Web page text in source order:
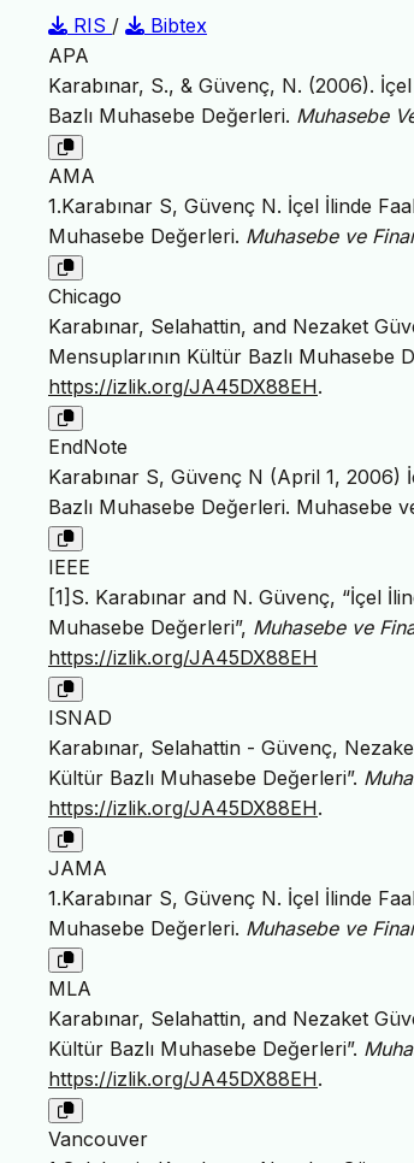
RIS /
Bibtex
APA
Karabınar, S., & Güvenç, N. (2006).
Bazlı Muhasebe Değerleri. Muhasebe
AMA
1.Karabınar S, Güvenç N. İçel İlinde
Muhasebe Değerleri. Muhasebe ve
Chicago
Karabınar, Selahattin, and Nezaket
Mensuplarının Kültür Bazlı Muhasebe
https://izlik.org/JA45DX88EH.
EndNote
Karabınar S, Güvenç N (April 1, 2006)
Bazlı Muhasebe Değerleri. Muhasebe
IEEE
[1]S. Karabınar and N. Güvenç, “İçel
Muhasebe Değerleri”, Muhasebe ve
https://izlik.org/JA45DX88EH
ISNAD
Karabınar, Selahattin - Güvenç,
Kültür Bazlı Muhasebe Değerleri”.
https://izlik.org/JA45DX88EH.
JAMA
1.Karabınar S, Güvenç N. İçel İlinde
Muhasebe Değerleri. Muhasebe ve
MLA
Karabınar, Selahattin, and Nezaket
Kültür Bazlı Muhasebe Değerleri”.
https://izlik.org/JA45DX88EH.
Vancouver